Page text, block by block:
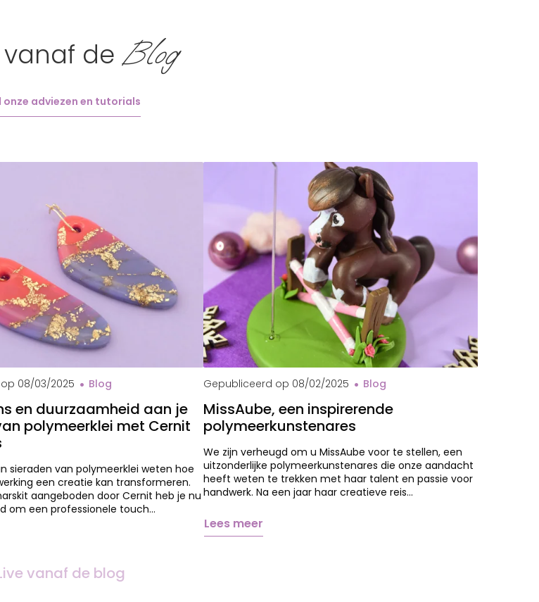
vanaf de blog
vanaf de Blog
onze adviezen en tutorials
08/03/2025 Blog
en duurzaamheid aan je
polymeerklei met Cernit
sieraden van polymeerklei weten hoe
een creatie kan transformeren.
aangeboden door Cernit heb je nu
om een professionele touch…
Gepubliceerd op 08/02/2025 Blog
MissAube, een inspirerende
polymeerkunstenares
We zijn verheugd om u MissAube voor te stellen, een
uitzonderlijke polymeerkunstenares die onze aandacht
heeft weten te trekken met haar talent en passie voor
handwerk. Na een jaar haar creatieve reis…
Lees meer